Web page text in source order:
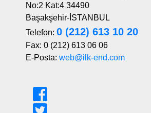
No:2 Kat:4 34490
Başakşehir-İSTANBUL
Telefon: 0 (212) 613 10 20
Fax: 0 (212) 613 06 06
E-Posta: web@ilk-end.com